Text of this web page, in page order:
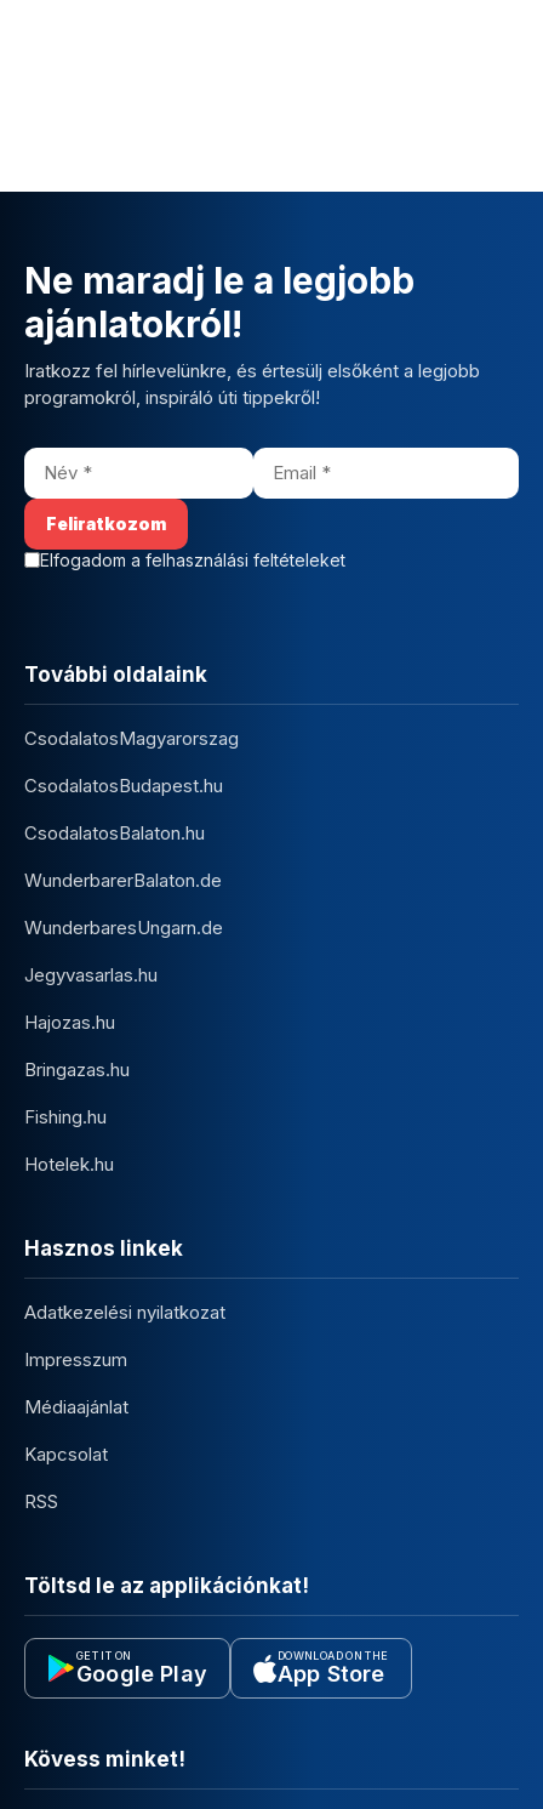
Ne maradj le a legjobb
ajánlatokról!
Iratkozz fel hírlevelünkre, és értesülj elsőként a legjobb
programokról, inspiráló úti tippekről!
Elfogadom a felhasználási feltételeket
További oldalaink
CsodalatosMagyarorszag
CsodalatosBudapest.hu
CsodalatosBalaton.hu
WunderbarerBalaton.de
WunderbaresUngarn.de
Jegyvasarlas.hu
Hajozas.hu
Bringazas.hu
Fishing.hu
Hotelek.hu
Hasznos linkek
Adatkezelési nyilatkozat
Impresszum
Médiaajánlat
Kapcsolat
RSS
Töltsd le az applikációnkat!
GET IT ON
Google Play
DOWNLOAD ON THE
App Store
Kövess minket!